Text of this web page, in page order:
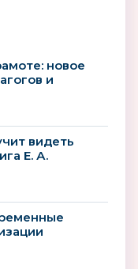
новое
и
видеть
Е. А.